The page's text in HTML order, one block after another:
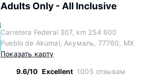
Adults Only - All Inclusive
Carretera Federal 307, km 254 600
Pueblo de Akumal, Акумаль, 77760, MX
Показать карту
9.6/10 Excellent 1005 отзывам